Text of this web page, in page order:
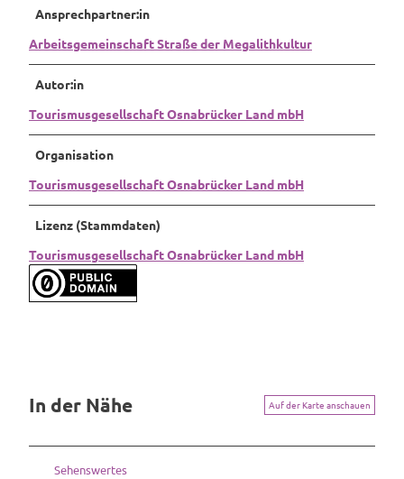
Ansprechpartner:in
Arbeitsgemeinschaft Straße der Megalithkultur
Autor:in
Tourismusgesellschaft Osnabrücker Land mbH
Organisation
Tourismusgesellschaft Osnabrücker Land mbH
Lizenz (Stammdaten)
Tourismusgesellschaft Osnabrücker Land mbH
In der Nähe Auf der Karte anschauen
Sehenswertes